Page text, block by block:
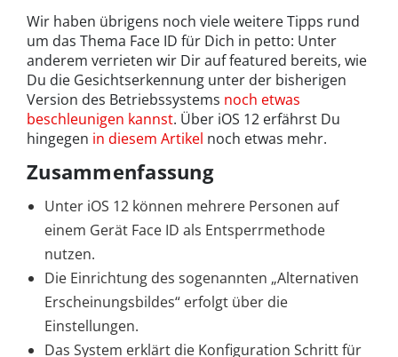
Wir haben übrigens noch viele weitere Tipps rund
um das Thema Face ID für Dich in petto: Unter
anderem verrieten wir Dir auf featured bereits, wie
Du die Gesichtserkennung unter der bisherigen
Version des Betriebssystems noch etwas
beschleunigen kannst. Über iOS 12 erfährst Du
hingegen in diesem Artikel noch etwas mehr.
Zusammenfassung
Unter iOS 12 können mehrere Personen auf
einem Gerät Face ID als Entsperrmethode
nutzen.
Die Einrichtung des sogenannten „Alternativen
Erscheinungsbildes“ erfolgt über die
Einstellungen.
Das System erklärt die Konfiguration Schritt für